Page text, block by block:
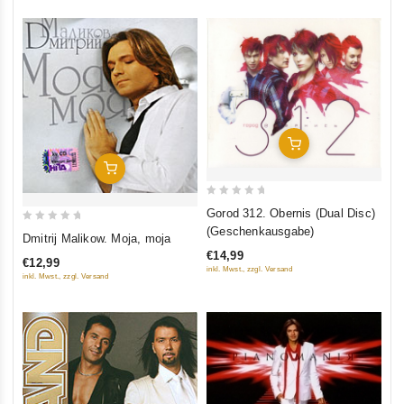
In Den Warenkorb
of
Dmitrij Malikow. Moja, moja
€12,99
inkl. Mwst., zzgl. Versand
In Den Warenkorb
5
Gorod 312. Obernis (Dual Disc)
(Geschenkausgabe)
€14,99
inkl. Mwst., zzgl. Versand